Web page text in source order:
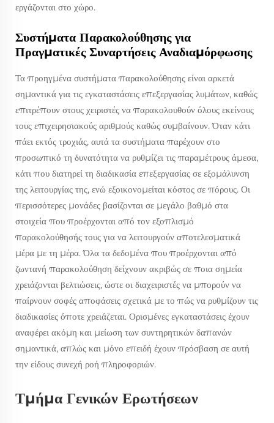
εργάζονται στο χώρο.
Συστήματα Παρακολούθησης για
Πραγματικές Συναρτήσεις Αναδιαμόρφωσης
Τα προηγμένα συστήματα παρακολούθησης είναι αρκετά
σημαντικά για τις εγκαταστάσεις επεξεργασίας λυμάτων, καθώς
επιτρέπουν στους χειριστές να παρακολουθούν όλους εκείνους
τους επιχειρησιακούς αριθμούς καθώς συμβαίνουν. Όταν κάτι
πάει εκτός τροχιάς, αυτά τα συστήματα παρέχουν στο
προσωπικό τη δυνατότητα να ρυθμίζει τις παραμέτρους άμεσα,
κάτι που διατηρεί τη διαδικασία επεξεργασίας σε εξομάλυνση
της λειτουργίας της, ενώ εξοικονομείται κόστος σε πόρους. Οι
περισσότερες μονάδες βασίζονται σε μεγάλο βαθμό στα
στοιχεία που προέρχονται από τον εξοπλισμό
παρακολούθησής τους για να λειτουργούν αποτελεσματικά
μέρα με τη μέρα. Όλα τα δεδομένα που προέρχονται από
ζωντανή παρακολούθηση δείχνουν ακριβώς σε ποια σημεία
χρειάζονται βελτιώσεις, ώστε οι διαχειριστές να μπορούν να
παίρνουν σοφές αποφάσεις σχετικά με το πώς να ρυθμίζουν τις
διαδικασίες όποτε χρειάζεται. Ορισμένες εγκαταστάσεις έχουν
αναφέρει ακόμη και μείωση των συντηρητικών δαπανών
σημαντικά, απλώς και μόνο επειδή έχουν πρόσβαση σε αυτή
την είδους συνεχή ροή πληροφοριών.
Τμήμα Γενικών Ερωτήσεων